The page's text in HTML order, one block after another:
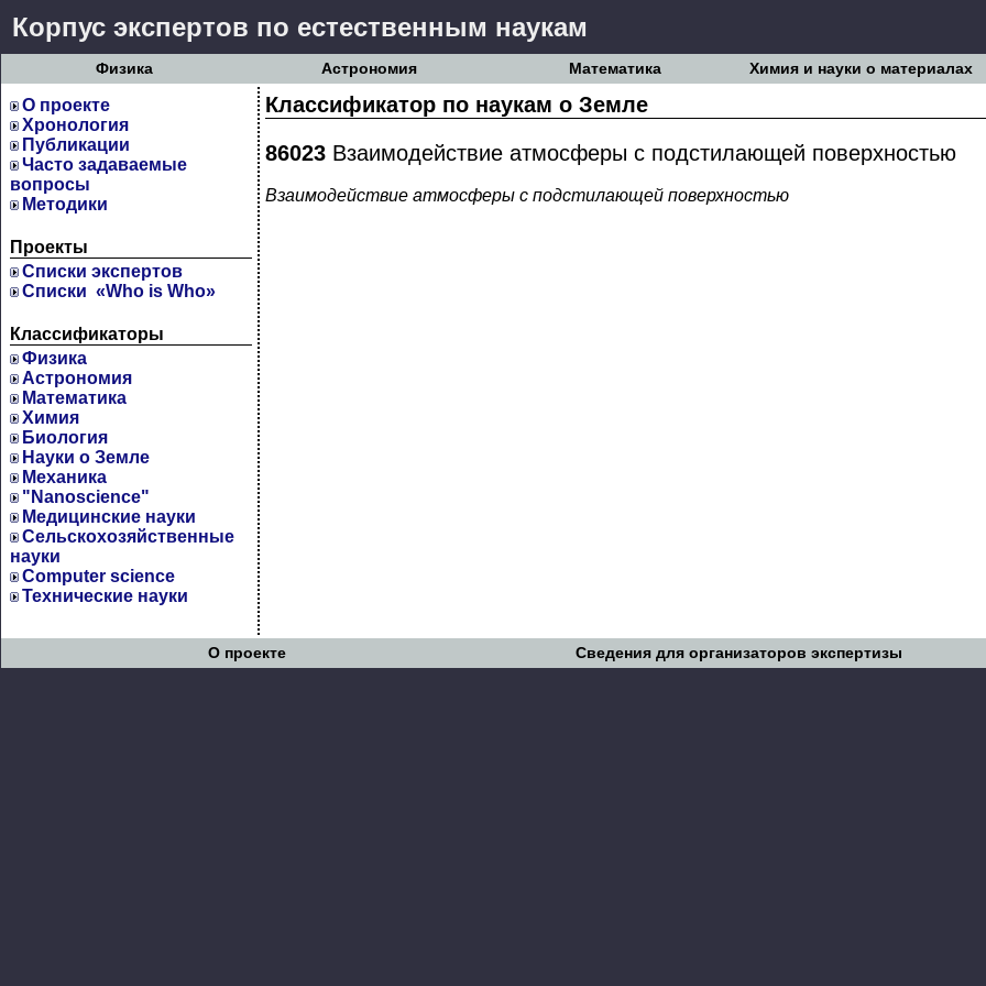
Корпус экспертов по естественным наукам
Физика Астрономия Математика Химия и науки о материалах
О проекте
Хронология
Публикации
Часто задаваемые
вопросы
Методики
Проекты
Cписки экспертов
Списки «Who is Who»
Классификаторы
Физика
Астрономия
Математика
Химия
Биология
Науки о Земле
Механика
"Nanoscience"
Медицинские науки
Сельскохозяйственные
науки
Computer science
Технические науки
Классификатор по наукам о Земле
86023 Взаимодействие атмосферы с подстилающей поверхностью
Взаимодействие атмосферы с подстилающей поверхностью
О проекте Сведения для организаторов экспертизы